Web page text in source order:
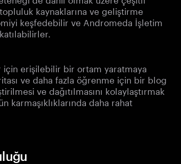
kaynaklarına ve geliştirme
keşfedebilir ve Andromeda İşletim
erişilebilir bir ortam yaratmaya
ve daha fazla öğrenme için bir blog
ve dağıtılmasını kolaylaştırmak
karmaşıklıklarında daha rahat